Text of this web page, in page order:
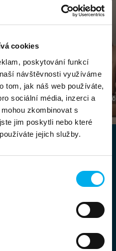
cookies
poskytování funkcí
návštěvnosti využíváme
tom, jak náš web používáte,
sociální média, inzerci a
zkombinovat s
jim poskytli nebo které
jejich služby.
s námi?
řešení
týmu pomáháme
bezpečná,
i byznysovým